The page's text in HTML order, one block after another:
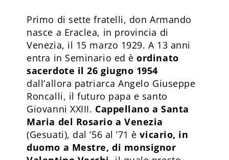
Primo di sette fratelli, don Armando
nasce a Eraclea, in provincia di
Venezia, il 15 marzo 1929. A 13 anni
entra in Seminario ed èordinato
sacerdote il 26 giugno 1954
dall’allora patriarca Angelo Giuseppe
Roncalli, il futuro papa e santo
Giovanni XXIII. Cappellano a Santa
Maria del Rosario a Venezia
(Gesuati), dal ’56 al ’71 èvicario, in
duomo a Mestre, di monsignor